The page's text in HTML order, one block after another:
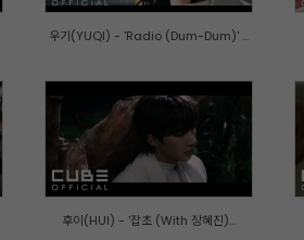
우기(YUQI) - 'Radio (Dum-Dum)' ...
후이(HUI) - '잡초 (With 장혜진)...